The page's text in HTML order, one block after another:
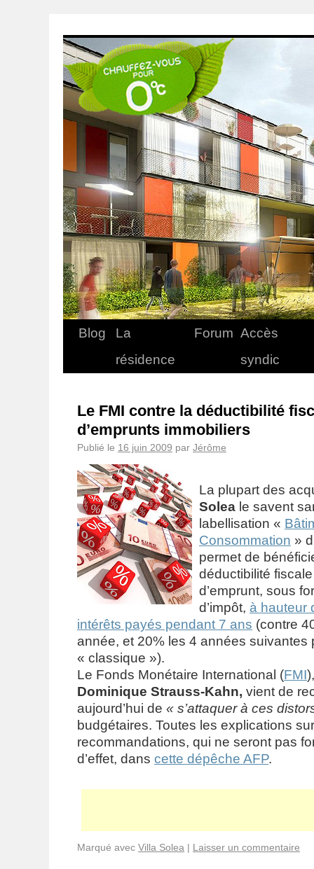
Blog
La
résidence
Forum Accès
syndic
Le FMI contre la déductibilité
d’emprunts immobiliers
Publié le 16 juin 2009 par Jérôme
La plupart des
Solea le savent
labellisation «
Consommation »
permet de
déductibilité
d’emprunt, sous
d’impôt, à hauteur
intérêts payés pendant 7 ans (contre
année, et 20% les 4 années suivantes
« classique »).
Le Fonds Monétaire International (FMI
Dominique Strauss-Kahn, vient de
aujourd’hui de « s’attaquer à ces
budgétaires. Toutes les explications
recommandations, qui ne seront pas
d’effet, dans cette dépêche AFP.
Marqué avec Villa Solea | Laisser un commentaire